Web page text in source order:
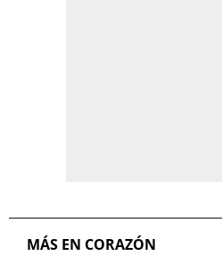
MÁS EN CORAZÓN